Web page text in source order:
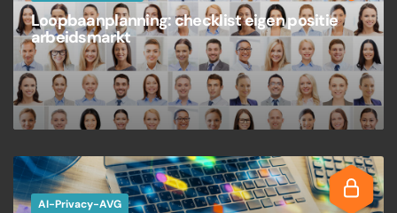
Loopbaanplanning: checklist eigen positie
arbeidsmarkt
AI-Privacy-AVG